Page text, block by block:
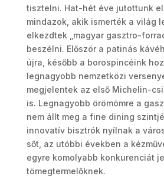
tisztelni. Hat-hét éve jutottunk
mindazok, akik ismerték a világ
elkezdtek „magyar gasztro-
beszélni. Először a patinás
újra, később a borospincéink
legnagyobb nemzetközi
megjelentek az első Michelin-
is. Legnagyobb örömömre a
nem állt meg a fine dining
innovatív bisztrók nyílnak a
sőt, az utóbbi években a
egyre komolyabb konkurenciát
tömegtermelőknek.